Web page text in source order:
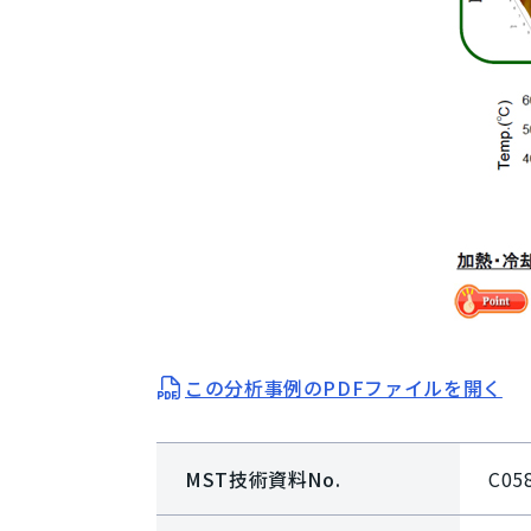
この分析事例のPDFファイルを開く
MST技術資料No.